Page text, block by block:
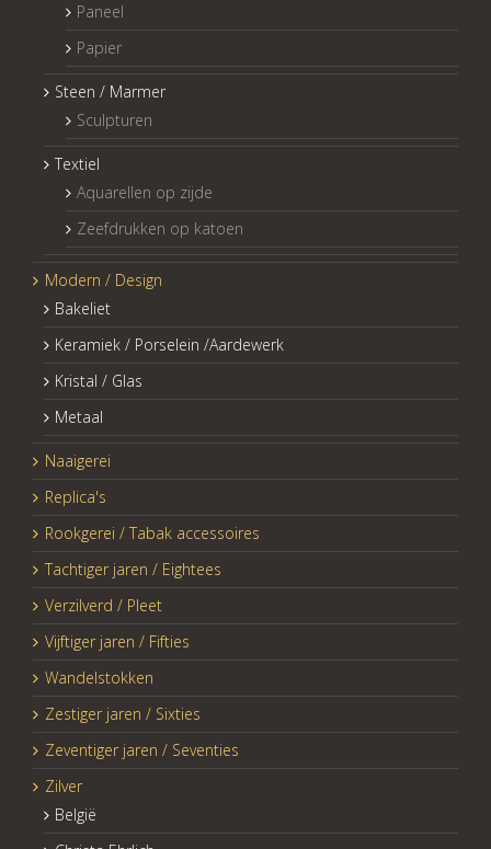
Paneel
Papier
Steen / Marmer
Sculpturen
Textiel
Aquarellen op zijde
Zeefdrukken op katoen
Modern / Design
Bakeliet
Keramiek / Porselein /Aardewerk
Kristal / Glas
Metaal
Naaigerei
Replica's
Rookgerei / Tabak accessoires
Tachtiger jaren / Eightees
Verzilverd / Pleet
Vijftiger jaren / Fifties
Wandelstokken
Zestiger jaren / Sixties
Zeventiger jaren / Seventies
Zilver
België